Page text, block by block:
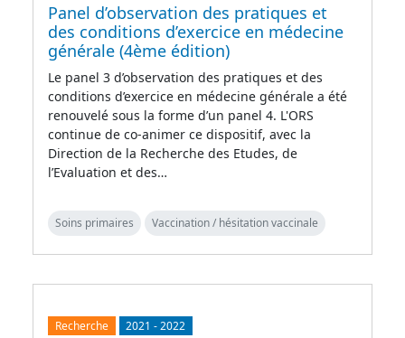
Panel d’observation des pratiques et
des conditions d’exercice en médecine
générale (4ème édition)
Le panel 3 d’observation des pratiques et des
conditions d’exercice en médecine générale a été
renouvelé sous la forme d’un panel 4. L'ORS
continue de co-animer ce dispositif, avec la
Direction de la Recherche des Etudes, de
l’Evaluation et des…
Soins primaires Vaccination / hésitation vaccinale
Recherche 2021 -2022